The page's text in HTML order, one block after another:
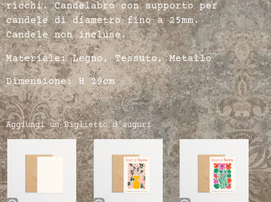
ricchi. Candelabro con supporto per
candele di diametro fino a 25mm.
Candele non incluse.
Materiale: Legno, Tessuto, Metallo
Dimensione: H 29cm
Aggiungi un Biglietto d'auguri